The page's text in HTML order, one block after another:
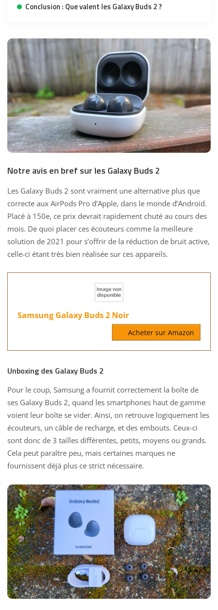
Conclusion : Que valent les Galaxy Buds 2 ?
Notre avis en bref sur les Galaxy Buds 2
Les Galaxy Buds 2 sont vraiment une alternative plus que
correcte aux AirPods Pro d’Apple, dans le monde d’Android.
Placé à 150e, ce prix devrait rapidement chuté au cours des
mois. De quoi placer ces écouteurs comme la meilleure
solution de 2021 pour s’offrir de la réduction de bruit active,
celle-ci étant très bien réalisée sur ces appareils.
Samsung Galaxy Buds 2 Noir
Acheter sur Amazon
Unboxing des Galaxy Buds 2
Pour le coup, Samsung a fournit correctement la boîte de
ses Galaxy Buds 2, quand les smartphones haut de gamme
voient leur boîte se vider. Ainsi, on retrouve logiquement les
écouteurs, un câble de recharge, et des embouts. Ceux-ci
sont donc de 3 tailles différentes, petits, moyens ou grands.
Cela peut paraître peu, mais certaines marques ne
fournissent déjà plus ce strict nécessaire.